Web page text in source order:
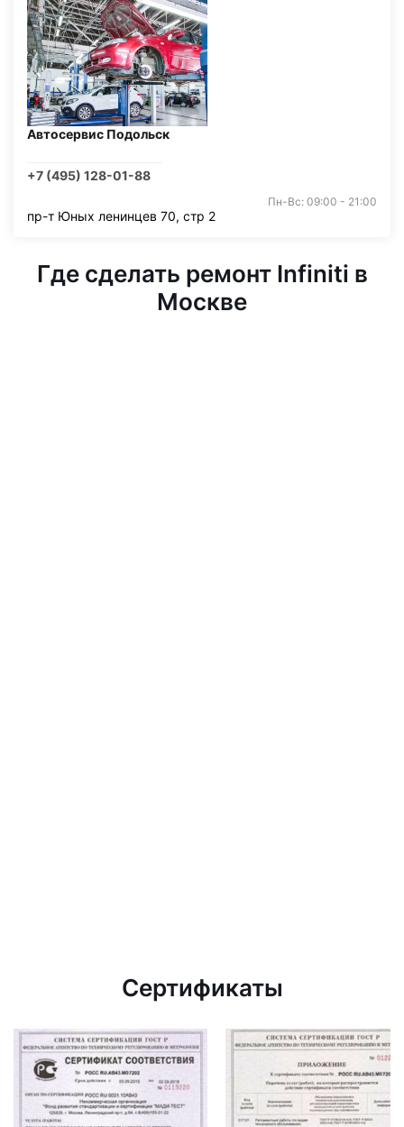
Автосервис Подольск
+7 (495) 128-01-88
Пн-Вс: 09:00 - 21:00
пр-т Юных ленинцев 70, стр 2
Где сделать ремонт Infiniti в
Москве
Сертификаты